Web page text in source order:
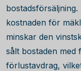
kostnaden för
minskar den
sålt bostaden med
förlustavdrag,